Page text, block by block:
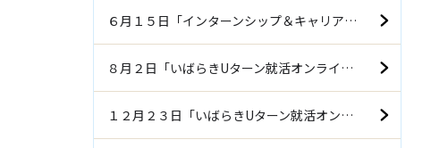
６月１５日「インターンシップ＆キャリア発見フェア」郡山会場に参加します
８月２日「いばらきUターン就活オンライン2024」に参加します
１２月２３日「いばらきUターン就活オンライン2023」に参加します